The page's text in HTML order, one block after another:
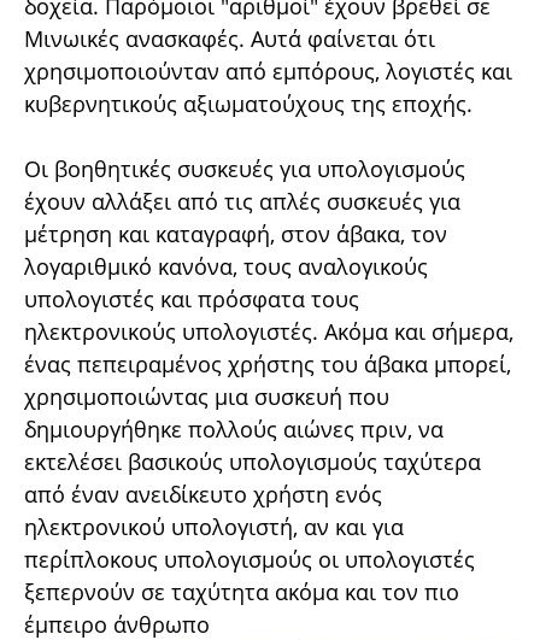
δοχεία. Παρόμοιοι "αριθμοί" έχουν βρεθεί σε
Μινωικές ανασκαφές. Αυτά φαίνεται ότι
χρησιμοποιούνταν από εμπόρους, λογιστές και
κυβερνητικούς αξιωματούχους της εποχής.
Οι βοηθητικές συσκευές για υπολογισμούς
έχουν αλλάξει από τις απλές συσκευές για
μέτρηση και καταγραφή, στον άβακα, τον
λογαριθμικό κανόνα, τους αναλογικούς
υπολογιστές και πρόσφατα τους
ηλεκτρονικούς υπολογιστές. Ακόμα και σήμερα,
ένας πεπειραμένος χρήστης του άβακα μπορεί,
χρησιμοποιώντας μια συσκευή που
δημιουργήθηκε πολλούς αιώνες πριν, να
εκτελέσει βασικούς υπολογισμούς ταχύτερα
από έναν ανειδίκευτο χρήστη ενός
ηλεκτρονικού υπολογιστή, αν και για
περίπλοκους υπολογισμούς οι υπολογιστές
ξεπερνούν σε ταχύτητα ακόμα και τον πιο
έμπειρο άνθρωπο